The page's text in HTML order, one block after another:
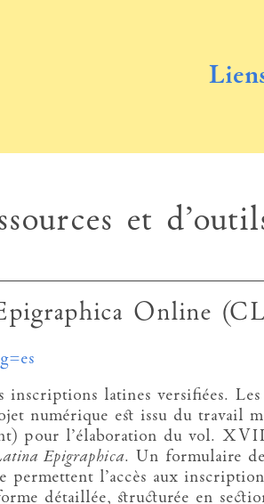
et
Online
inscriptions latines versifiées. Les
numérique est issu du travail
pour l’élaboration du vol.
Epigraphica. Un formulaire
permettent l’accès aux
détaillée, structurée en